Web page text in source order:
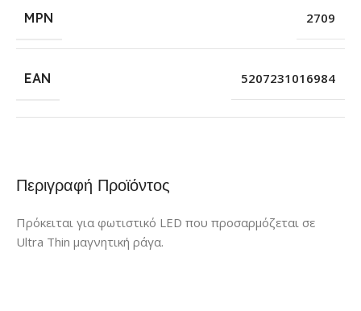
Περιγραφή Προϊόντος
Πρόκειται για φωτιστικό LED που προσαρμόζεται σε
Ultra Thin μαγνητική ράγα.
MPN 2709
EAN 5207231016984